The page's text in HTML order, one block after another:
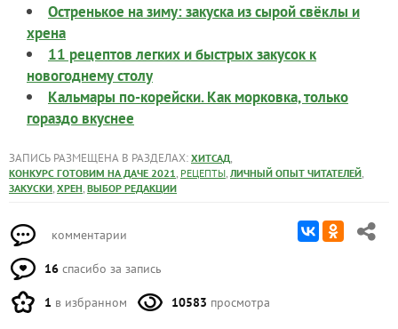
Остренькое на зиму: закуска из сырой свёклы и
хрена
11 рецептов легких и быстрых закусок к
новогоднему столу
Кальмары по-корейски. Как морковка, только
гораздо вкуснее
ЗАПИСЬ РАЗМЕЩЕНА В РАЗДЕЛАХ: ХИТСАД,
КОНКУРС ГОТОВИМ НА ДАЧЕ 2021, РЕЦЕПТЫ, ЛИЧНЫЙ ОПЫТ ЧИТАТЕЛЕЙ,
ЗАКУСКИ, ХРЕН, ВЫБОР РЕДАКЦИИ
комментарии
16 спасибо за запись
1 в избранном 10583 просмотра